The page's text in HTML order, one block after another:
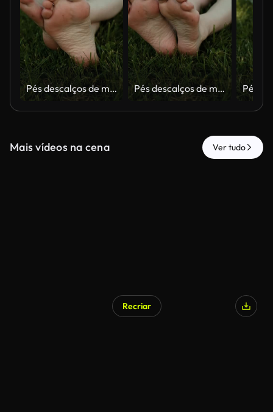
Pés descalços de mulher adulta descansando sobre um gramado verde e exuberante e vibrante. A suave luz do sol do verão destaca as solas e os dedos dos pés enquanto ela se move e relaxa suavemente, evocando uma sensação de atenção plena, aterramento Pés descalços de mulher adulta descansando sobre um gramado verde e exuberante e vibrante. A suave luz do sol do verão destaca as solas e os dedos dos pés enquanto ela se move e relaxa suavemente, evocando uma sensação de atenção plena, aterramento
Mais vídeos na cena Ver tudo
Recriar